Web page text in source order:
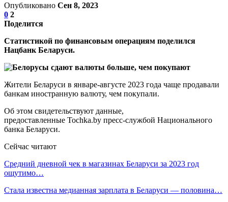
Опубликовано Сен 8, 2023
0 2
Поделится
Статистикой по финансовым операциям поделился
Нацбанк Беларуси.
Жители Беларуси в январе-августе 2023 года чаще продавали
банкам иностранную валюту, чем покупали.
Об этом свидетельствуют данные,
предоставленные Tochka.by пресс-службой Национального
банка Беларуси.
Сейчас читают
Средний дневной чек в магазинах Беларуси за 2023 год
ощутимо…
Стала известна медианная зарплата в Беларуси — половина…